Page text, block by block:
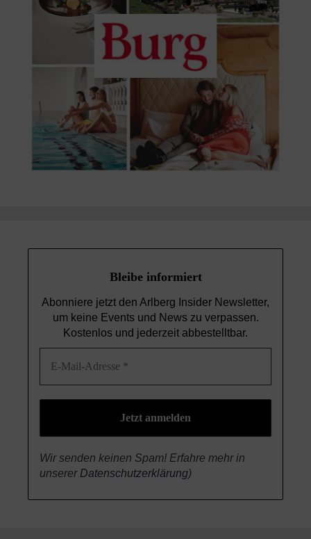
Bleibe informiert
Abonniere jetzt den Arlberg Insider Newsletter,
um keine Events und Newszu verpassen.
Kostenlos und jederzeit abbestelltbar.
Wir senden keinen Spam! Erfahre mehr in
unserer Datenschutzerklärung)